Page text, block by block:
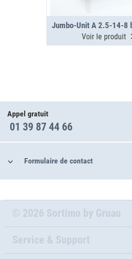
Voir le produit
Appel gratuit
01 39 87 44 66
Formulaire de contact
© 2026 Sortimo by Gruau
Service & Support